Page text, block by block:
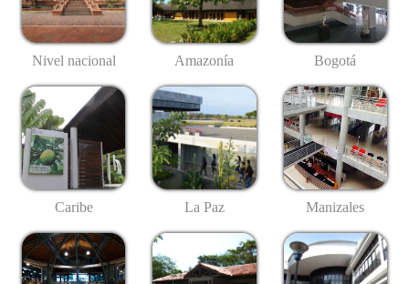
Nivel nacional Amazonía Bogotá
Caribe La Paz Manizales